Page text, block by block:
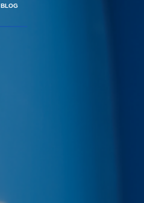
BLOG